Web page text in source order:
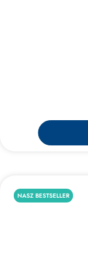
NASZ BESTSELLER